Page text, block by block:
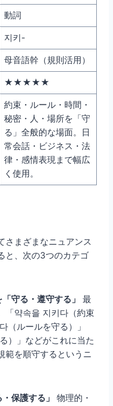
動詞
지키-
母音語幹（規則活用）
★★★★★
約束・ルール・時間・
秘密・人・場所を「守
る」全般的な場面。日
常会話・ビジネス・法
律・感情表現まで幅広
く使用。
さまざまなニュアンス
と、次の3つのカテゴ
守る・遵守する」
最
「약속을 지키다（約束
（ルールを守る）」
）」などがこれに当た
範を順守するというニ
保護する」
物理的・